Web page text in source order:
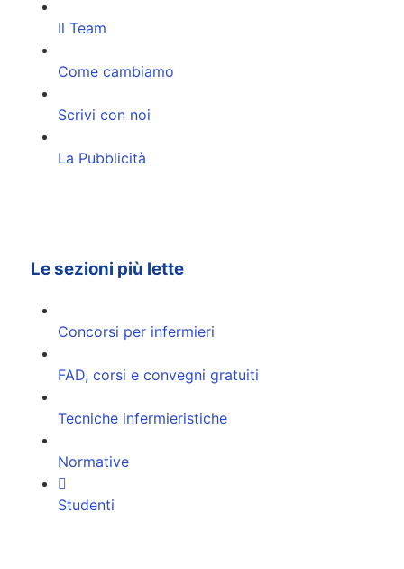
Il Team
Come cambiamo
Scrivi con noi
La Pubblicità
Le sezioni più lette
Concorsi per infermieri
FAD, corsi e convegni gratuiti
Tecniche infermieristiche
Normative
Studenti